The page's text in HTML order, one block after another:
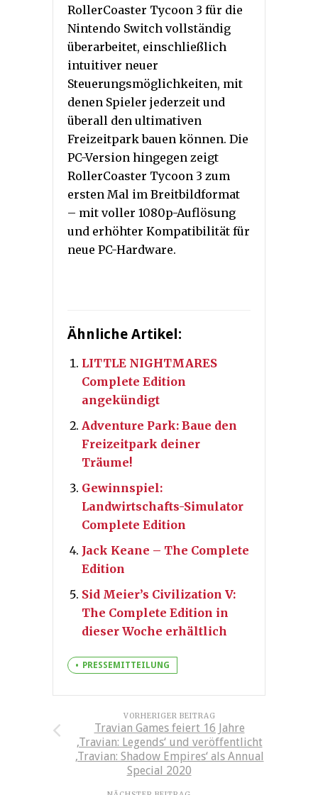
RollerCoaster Tycoon 3 für die
Nintendo Switch vollständig
überarbeitet, einschließlich
intuitiver neuer
Steuerungsmöglichkeiten, mit
denen Spieler jederzeit und
überall den ultimativen
Freizeitpark bauen können. Die
PC-Version hingegen zeigt
RollerCoaster Tycoon 3 zum
ersten Mal im Breitbildformat
– mit voller 1080p-Auflösung
und erhöhter Kompatibilität für
neue PC-Hardware.
Ähnliche Artikel:
LITTLE NIGHTMARES
Complete Edition
angekündigt
Adventure Park: Baue den
Freizeitpark deiner
Träume!
Gewinnspiel:
Landwirtschafts-Simulator
Complete Edition
Jack Keane – The Complete
Edition
Sid Meier’s Civilization V:
The Complete Edition in
dieser Woche erhältlich
PRESSEMITTEILUNG
VORHERIGER BEITRAG
Travian Games feiert 16 Jahre
,Travian: Legends‘ und veröffentlicht
,Travian: Shadow Empires‘ als Annual
Special 2020